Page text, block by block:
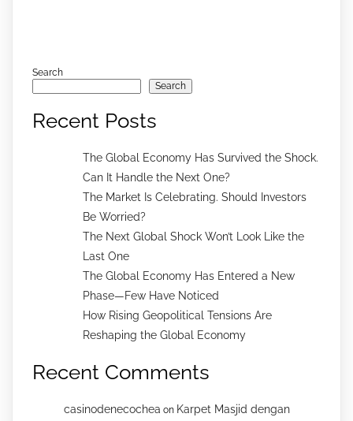
Search
Search
Recent Posts
The Global Economy Has Survived the Shock.
Can It Handle the Next One?
The Market Is Celebrating. Should Investors
Be Worried?
The Next Global Shock Won’t Look Like the
Last One
The Global Economy Has Entered a New
Phase—Few Have Noticed
How Rising Geopolitical Tensions Are
Reshaping the Global Economy
Recent Comments
casinodenecochea on Karpet Masjid dengan